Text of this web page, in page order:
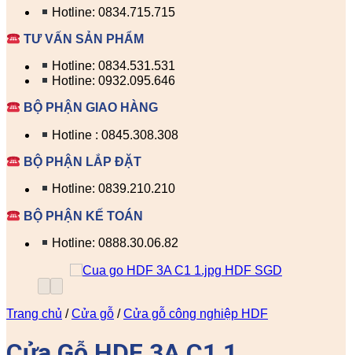
Hotline: 0834.715.715
TƯ VẤN SẢN PHẨM
Hotline: 0834.531.531
Hotline: 0932.095.646
BỘ PHẬN GIAO HÀNG
Hotline : 0845.308.308
BỘ PHẬN LẮP ĐẶT
Hotline: 0839.210.210
BỘ PHẬN KẾ TOÁN
Hotline: 0888.30.06.82
Trang chủ / Cửa gỗ / Cửa gỗ công nghiệp HDF